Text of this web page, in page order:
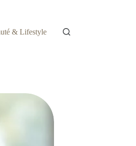
& Lifestyle